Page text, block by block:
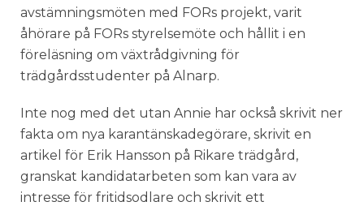
avstämningsmöten med FORs projekt, varit
åhörare på FORs styrelsemöte och hållit i en
föreläsning om växtrådgivning för
trädgårdsstudenter på Alnarp.
Inte nog med det utan Annie har också skrivit ner
fakta om nya karantänskadegörare, skrivit en
artikel för Erik Hansson på Rikare trädgård,
granskat kandidatarbeten som kan vara av
intresse för fritidsodlare och skrivit ett